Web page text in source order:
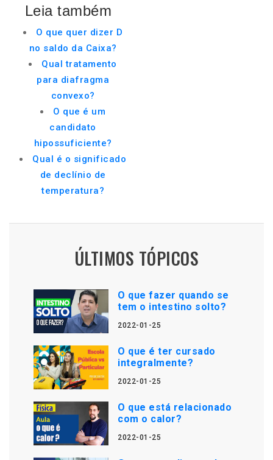
Leia também
O que quer dizer D
no saldo da Caixa?
Qual tratamento
para diafragma
convexo?
O que é um
candidato
hipossuficiente?
Qual é o significado
de declínio de
temperatura?
ÚLTIMOS TÓPICOS
O que fazer quando se
tem o intestino solto?
2022-01-25
O que é ter cursado
integralmente?
2022-01-25
O que está relacionado
com o calor?
2022-01-25